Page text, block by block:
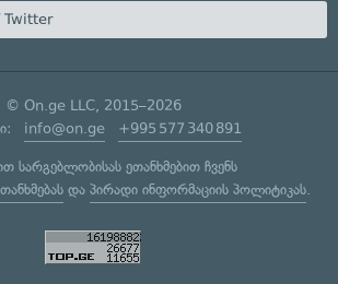
Twitter
© On.ge LLC, 2015–2026
info@on.ge +995 577 340 891
სარგებლობისას ეთანხმებით ჩვენს
და პირადი ინფორმაციის პოლიტიკას.